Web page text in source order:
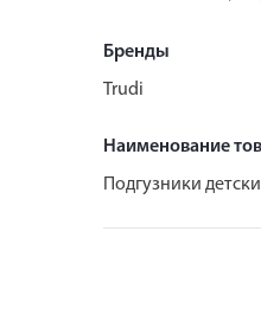
Бренды
Trudi
Наименование
Подгузники